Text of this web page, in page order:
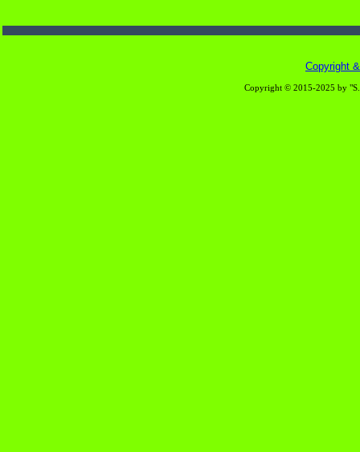
Copyright
Copyright © 2015-2025 by